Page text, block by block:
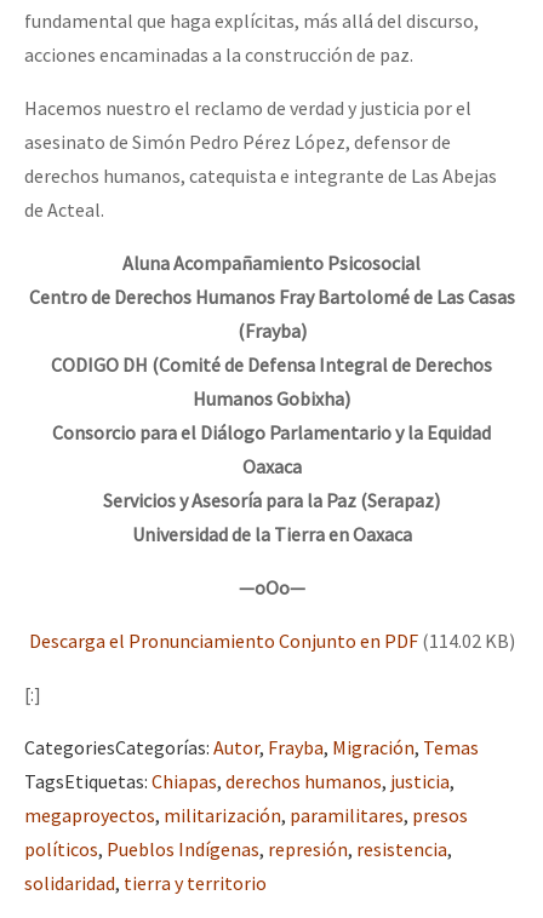
fundamental que haga explícitas, más allá del discurso,
acciones encaminadas a la construcción de paz.
Hacemos nuestro el reclamo de verdad y justicia por el
asesinato de Simón Pedro Pérez López, defensor de
derechos humanos, catequista e integrante de Las Abejas
de Acteal.
Aluna Acompañamiento Psicosocial
Centro de Derechos Humanos Fray Bartolomé de Las Casas
(Frayba)
CODIGO DH (Comité de Defensa Integral de Derechos
Humanos Gobixha)
Consorcio para el Diálogo Parlamentario y la Equidad
Oaxaca
Servicios y Asesoría para la Paz (Serapaz)
Universidad de la Tierra en Oaxaca
—oOo—
Descarga el Pronunciamiento Conjunto en PDF(114.02 KB)
[:]
CategoriesCategorías: Autor, Frayba, Migración, Temas
TagsEtiquetas: Chiapas, derechos humanos, justicia,
megaproyectos, militarización, paramilitares, presos
políticos, Pueblos Indígenas, represión, resistencia,
solidaridad, tierra y territorio